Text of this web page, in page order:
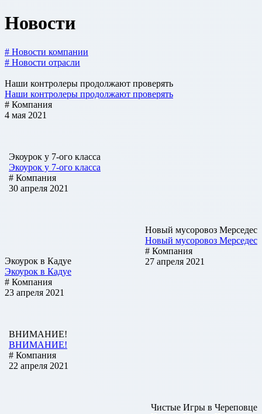
Новости
# Новости компании
# Новости отрасли
Наши контролеры продолжают проверять
Наши контролеры продолжают проверять
# Компания
4 мая 2021
Экоурок у 7-ого класса
Экоурок у 7-ого класса
# Компания
30 апреля 2021
Новый мусоровоз Мерседес
Новый мусоровоз Мерседес
# Компания
27 апреля 2021
Экоурок в Кадуе
Экоурок в Кадуе
# Компания
23 апреля 2021
ВНИМАНИЕ!
ВНИМАНИЕ!
# Компания
22 апреля 2021
Чистые Игры в Череповце